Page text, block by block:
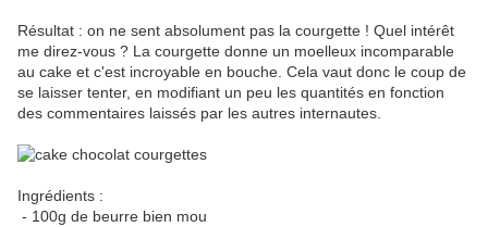
Résultat : on ne sent absolument pas la courgette ! Quel intérêt
me direz-vous ? La courgette donne un moelleux incomparable
au cake et c'est incroyable en bouche. Cela vaut donc le coup de
se laisser tenter, en modifiant un peu les quantités en fonction
des commentaires laissés par les autres internautes.
Ingrédients :
- 100g de beurre bien mou